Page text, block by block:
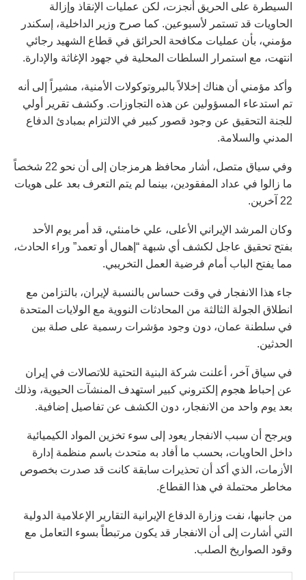
السيطرة على الحريق أُنجزت، لكن عمليات الإنقاذ وإزالة
الحاويات قد تستمر لأسبوعين. كما صرح وزير الداخلية، إسكندر
مؤمني، بأن عمليات مكافحة الحرائق في قطاع الشهيد رجائي
انتهت، مع استمرار السلطات المحلية في جهود الإغاثة والإدارة.
وأكد مؤمني أن هناك إخلالاً بالبروتوكولات الأمنية، مشيراً إلى أنه
تم استدعاء المسؤولين عن هذه التجاوزات. وكشف تقرير أولي
للجنة التحقيق عن وجود قصور كبير في الالتزام بمبادئ الدفاع
المدني والسلامة.
وفي سياق متصل، أشار محافظ هرمزجان إلى أن نحو 22 شخصاً
ما زالوا في عداد المفقودين، بينما لم يتم التعرف بعد على هويات
22 آخرين.
وكان المرشد الإيراني الأعلى، علي خامنئي، قد أمر يوم الأحد
بفتح تحقيق عاجل لكشف أي شبهة “إهمال أو تعمد” وراء الحادث،
مما يفتح الباب أمام فرضية العمل التخريبي.
جاء هذا الانفجار في وقت حساس بالنسبة لإيران، بالتزامن مع
انطلاق الجولة الثالثة من المحادثات النووية مع الولايات المتحدة
في سلطنة عمان، دون وجود مؤشرات رسمية على صلة بين
الحدثين.
في سياق آخر، أعلنت شركة البنية التحتية للاتصالات في إيران
عن إحباط هجوم إلكتروني كبير استهدف المنشآت الحيوية، وذلك
بعد يوم واحد من الانفجار، دون الكشف عن تفاصيل إضافية.
ويرجح أن سبب الانفجار يعود إلى سوء تخزين المواد الكيميائية
داخل الحاويات، بحسب ما أفاد به متحدث باسم منظمة إدارة
الأزمات، الذي أكد أن تحذيرات سابقة كانت قد صدرت بخصوص
مخاطر محتملة في هذا القطاع.
من جانبها، نفت وزارة الدفاع الإيرانية التقارير الإعلامية الدولية
التي أشارت إلى أن الانفجار قد يكون مرتبطاً بسوء التعامل مع
وقود الصواريخ الصلب.